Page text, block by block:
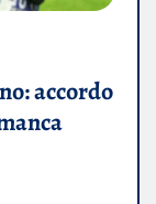
accordo